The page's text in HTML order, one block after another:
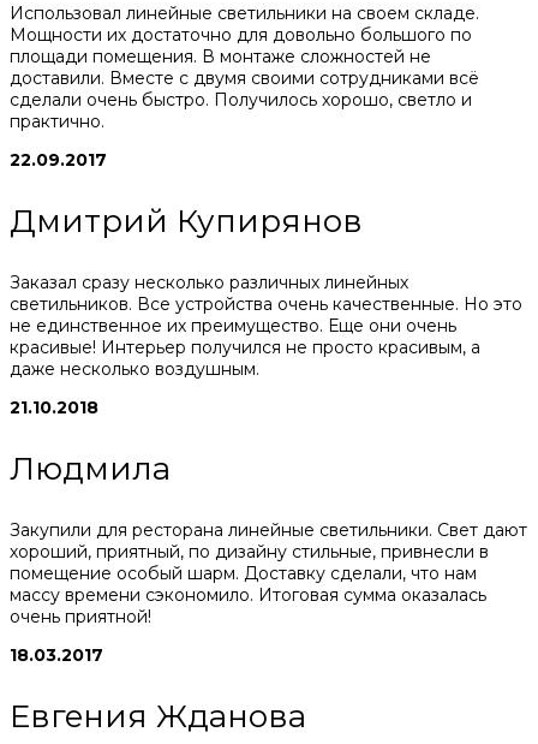
Использовал линейные светильники на своем складе.
Мощности их достаточно для довольно большого по
площади помещения. В монтаже сложностей не
доставили. Вместе с двумя своими сотрудниками всё
сделали очень быстро. Получилось хорошо, светло и
практично.
22.09.2017
Дмитрий Купирянов
Заказал сразу несколько различных линейных
светильников. Все устройства очень качественные. Но это
не единственное их преимущество. Еще они очень
красивые! Интерьер получился не просто красивым, а
даже несколько воздушным.
21.10.2018
Людмила
Закупили для ресторана линейные светильники. Свет дают
хороший, приятный, по дизайну стильные, привнесли в
помещение особый шарм. Доставку сделали, что нам
массу времени сэкономило. Итоговая сумма оказалась
очень приятной!
18.03.2017
Евгения Жданова